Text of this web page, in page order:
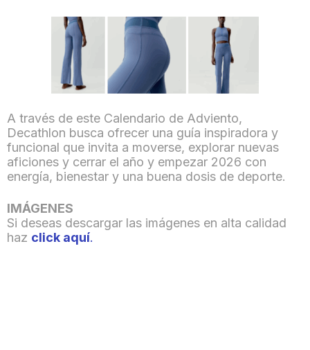
A través de este Calendario de Adviento,
Decathlon busca ofrecer una guía inspiradora y
funcional que invita a moverse, explorar nuevas
aficiones y cerrar el año y empezar 2026 con
energía, bienestar y una buena dosis de deporte.
IMÁGENES
Si deseas descargar las imágenes en alta calidad
haz click aquí.